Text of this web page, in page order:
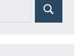
Suchen